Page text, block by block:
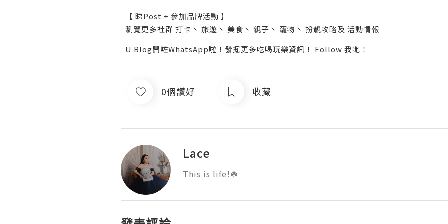
【 睇Post + 參加品牌活動 】
瀏覽更多社群 打卡 丶 旅遊 丶 美食 丶 親子 丶 寵物 丶 扮靚攻略及 活動情報
U Blog開咗WhatsApp啦！發掘更多吃喝玩樂資訊！ Follow 我哋 ！
0個讚好 收藏
Lace
This is life!☘️